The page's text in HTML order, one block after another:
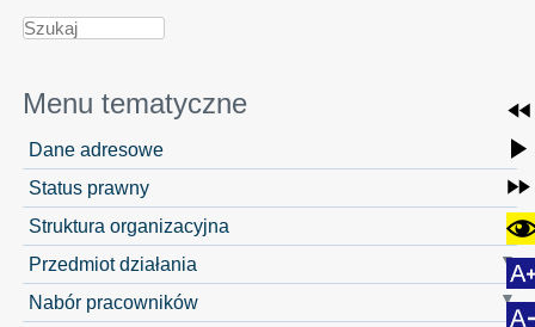
Menu tematyczne
Dane adresowe
Status prawny
Struktura organizacyjna
Przedmiot działania
Nabór pracowników